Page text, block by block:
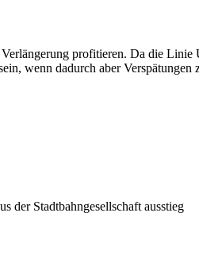
profitieren. Da die
wenn dadurch aber
der Stadtbahngesellschaft ausstieg